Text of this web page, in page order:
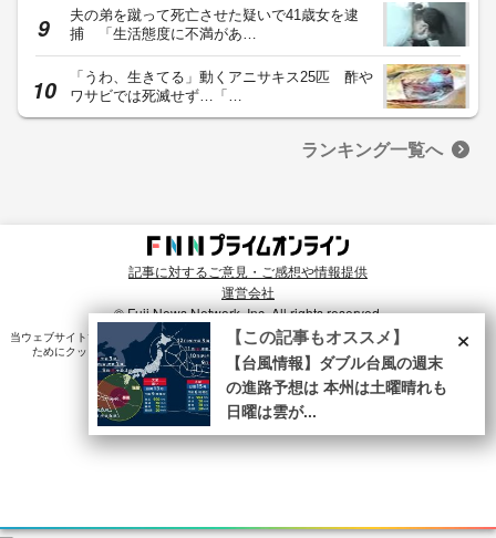
夫の弟を蹴って死亡させた疑いで41歳女を逮
捕 「生活態度に不満があ…
「うわ、生きてる」動くアニサキス25匹 酢や
ワサビでは死滅せず…「…
ランキング一覧へ
記事に対するご意見・ご感想や情報提供
運営会社
© Fuji News Network, Inc. All rights reserved.
当ウェブサイトでは、ユーザのニーズ・興味・関⼼に合致したコンテンツや広告配信を提供する
ためにクッキーを使⽤しています。詳細は、
プライバシーポリシー をご確認ください。×
【この記事もオススメ】
【台風情報】ダブル台風の週末
の進路予想は 本州は土曜晴れも
日曜は雲が...